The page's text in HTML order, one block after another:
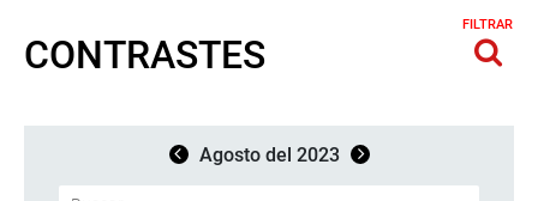
CONTRASTES
FILTRAR
Agosto del 2023